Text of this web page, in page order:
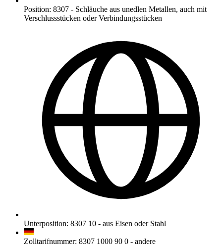
Position: 8307 - Schläuche aus unedlen Metallen, auch mit
Verschlussstücken oder Verbindungsstücken
Unterposition: 8307 10 - aus Eisen oder Stahl
Zolltarifnummer: 8307 1000 90 0 - andere